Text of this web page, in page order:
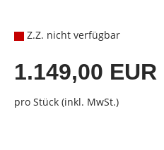
Z.Z. nicht verfügbar
1.149,00 EUR
pro Stück (inkl. MwSt.)